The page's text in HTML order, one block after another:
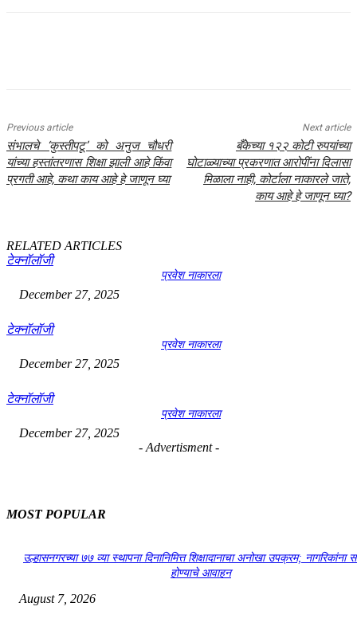
Previous article
संभालचे ‘कुस्तीपटू’ को अनुज चौधरी
यांच्या हस्तांतरणास शिक्षा झाली आहे किंवा
प्रगती आहे, कथा काय आहे हे जाणून घ्या
Next article
बँकेच्या १२२ कोटी रुपयांच्या
घोटाळ्याच्या प्रकरणात आरोपींना दिलासा
मिळाला नाही, कोर्टाला नाकारले जाते,
काय आहे हे जाणून घ्या?
RELATED ARTICLES
टेक्नॉलॉजी
प्रवेश नाकारला
December 27, 2025
टेक्नॉलॉजी
प्रवेश नाकारला
December 27, 2025
टेक्नॉलॉजी
प्रवेश नाकारला
December 27, 2025
- Advertisment -
MOST POPULAR
उल्हासनगरच्या ७७ व्या स्थापना दिनानिमित्त शिक्षादानाचा अनोखा उपक्रम; नागरिकांना
होण्याचे आवाहन
August 7, 2026